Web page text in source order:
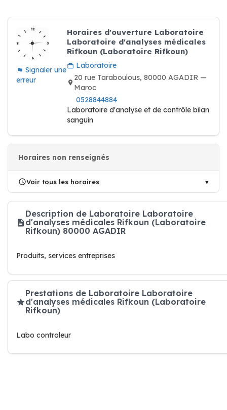
Signaler une
erreur
Horaires d'ouverture Laboratoire
Laboratoire d'analyses médicales
Rifkoun (Laboratoire Rifkoun)
Laboratoire
20 rue Taraboulous, 80000 AGADIR —
Maroc
0528844884
Laboratoire d'analyse et de contrôle bilan
sanguin
Horaires non renseignés
Voir tous les horaires
Description de Laboratoire Laboratoire
d'analyses médicales Rifkoun (Laboratoire
Rifkoun) 80000 AGADIR
Produits, services entreprises
Prestations de Laboratoire Laboratoire
d'analyses médicales Rifkoun (Laboratoire
Rifkoun)
Labo controleur